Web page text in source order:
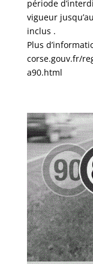
période
vigueur
inclus .
Plus
corse.gouv.fr/
a90.html